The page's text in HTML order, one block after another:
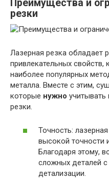
Преимущества и
резки
Лазерная резка обладает
привлекательных
наиболее популярных
металла. Вместе с этим,
которые нужно
резки.
Точность:
высокой точности
Благодаря этому,
сложных деталей
детализации.